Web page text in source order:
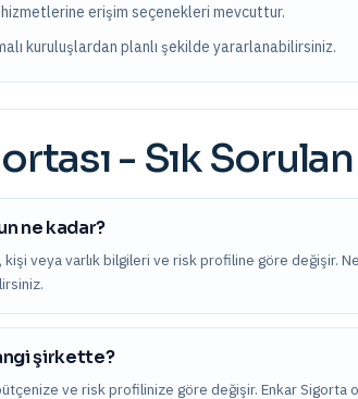
erişim seçenekleri mevcuttur.
kuruluşlardan planlı şekilde yararlanabilirsiniz.
- Sık
ne kadar?
veya varlık bilgileri ve risk profiline göre değişir.
şirkette?
ve risk profilinize göre değişir. Enkar Sigorta